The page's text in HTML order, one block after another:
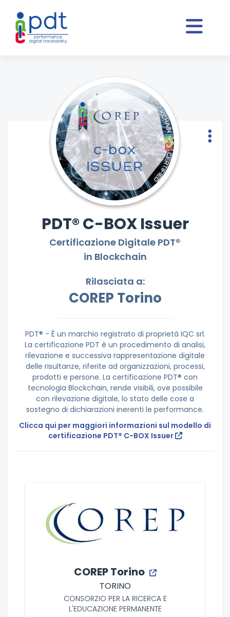
PDT® C-BOX Issuer
Certificazione Digitale PDT®
in Blockchain
Rilasciata a:
COREP Torino
PDT® - È un marchio registrato di proprietà IQC srl.
La certificazione PDT è un procedimento di analisi,
rilevazione e successiva rappresentazione digitale
delle risultanze, riferite ad organizzazioni, processi,
prodotti e persone. La certificazione PDT® con
tecnologia Blockchain, rende visibili, ove possibile
con rilevazione digitale, lo stato delle cose a
sostegno di dichiarazioni inerenti le performance.
Clicca qui per maggiori informazioni sul modello di
certificazione PDT® C-BOX Issuer
COREP Torino
TORINO
CONSORZIO PER LA RICERCA E
L'EDUCAZIONE PERMANENTE